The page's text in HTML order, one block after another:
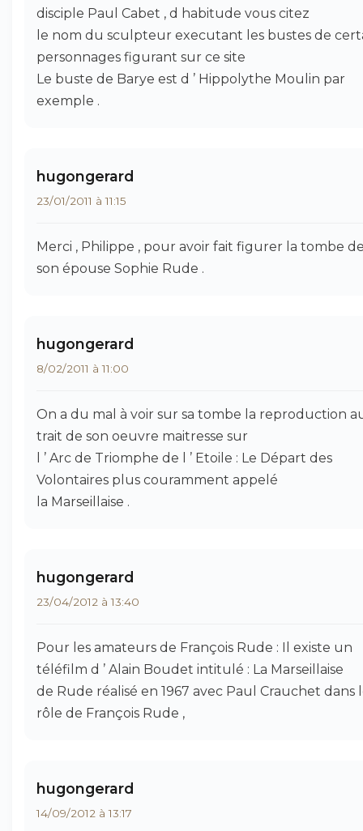
disciple Paul Cabet , d habitude vous citez
le nom du sculpteur executant les bustes de
personnages figurant sur ce site
Le buste de Barye est d ’ Hippolythe Moulin par
exemple .
hugongerard
23/01/2011 à 11:15
Merci , Philippe , pour avoir fait figurer la tombe
son épouse Sophie Rude .
hugongerard
8/02/2011 à 11:00
On a du mal à voir sur sa tombe la reproduction
trait de son oeuvre maitresse sur
l ’ Arc de Triomphe de l ’ Etoile : Le Départ des
Volontaires plus couramment appelé
la Marseillaise .
hugongerard
23/04/2012 à 13:40
Pour les amateurs de François Rude : Il existe un
téléfilm d ’ Alain Boudet intitulé : La Marseillaise
de Rude réalisé en 1967 avec Paul Crauchet dans
rôle de François Rude ,
hugongerard
14/09/2012 à 13:17